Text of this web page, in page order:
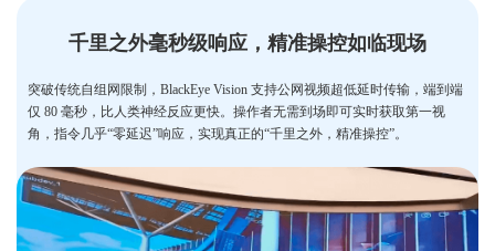
千里之外毫秒级响应，精准操控如临现场
突破传统自组网限制，BlackEye Vision 支持公网视频超低延时传输，端到端
仅 80 毫秒，比人类神经反应更快。操作者无需到场即可实时获取第一视
角，指令几乎“零延迟”响应，实现真正的“千里之外，精准操控”。